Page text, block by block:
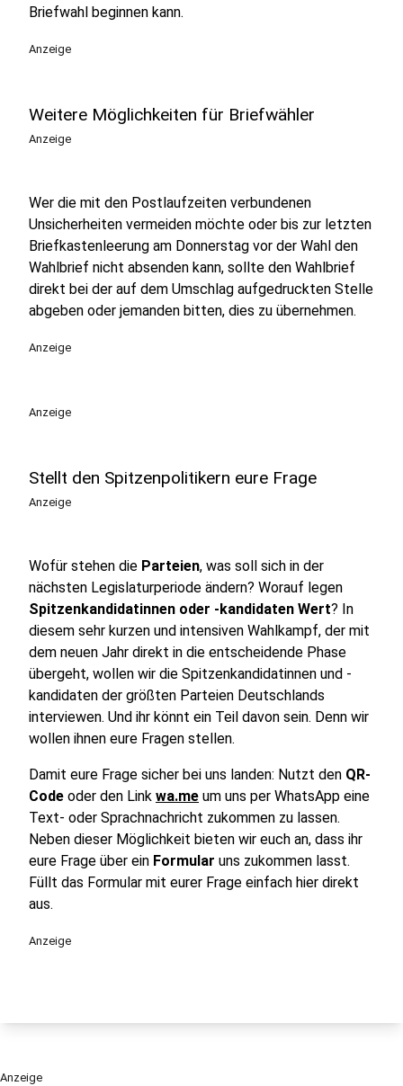
Briefwahl beginnen kann.
Anzeige
Weitere Möglichkeiten für Briefwähler
Anzeige
Wer die mit den Postlaufzeiten verbundenen
Unsicherheiten vermeiden möchte oder bis zur letzten
Briefkastenleerung am Donnerstag vor der Wahl den
Wahlbrief nicht absenden kann, sollte den Wahlbrief
direkt bei der auf dem Umschlag aufgedruckten Stelle
abgeben oder jemanden bitten, dies zu übernehmen.
Anzeige
Anzeige
Stellt den Spitzenpolitikern eure Frage
Anzeige
Wofür stehen die Parteien, was soll sich in der
nächsten Legislaturperiode ändern? Worauf legen
Spitzenkandidatinnen oder -kandidaten Wert? In
diesem sehr kurzen und intensiven Wahlkampf, der mit
dem neuen Jahr direkt in die entscheidende Phase
übergeht, wollen wir die Spitzenkandidatinnen und -
kandidaten der größten Parteien Deutschlands
interviewen. Und ihr könnt ein Teil davon sein. Denn wir
wollen ihnen eure Fragen stellen.
Damit eure Frage sicher bei uns landen: Nutzt den QR-
Code oder den Link wa.me um uns per WhatsApp eine
Text- oder Sprachnachricht zukommen zu lassen.
Neben dieser Möglichkeit bieten wir euch an, dass ihr
eure Frage über ein Formular uns zukommen lasst.
Füllt das Formular mit eurer Frage einfach hier direkt
aus.
Anzeige
Anzeige